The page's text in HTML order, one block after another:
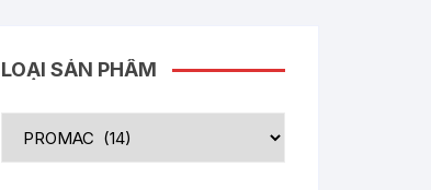
LOẠI SẢN PHẨM